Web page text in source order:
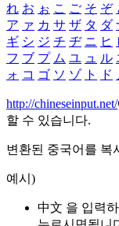
れ お ぉ こ ご そ ぞ
ア ァ カ サ ザ タ ダ
ギ シ ジ チ ヂ ニ ヒ
フ ブ プ ム ユ ュ ル
ォ コ ゴ ソ ゾ ト ド
http://chineseinput.net/
할 수 있습니다.
변환된 중국어를 복
예시)
中文 을 입력